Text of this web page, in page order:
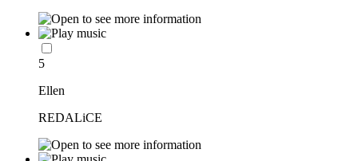
5
Ellen
REDALiCE